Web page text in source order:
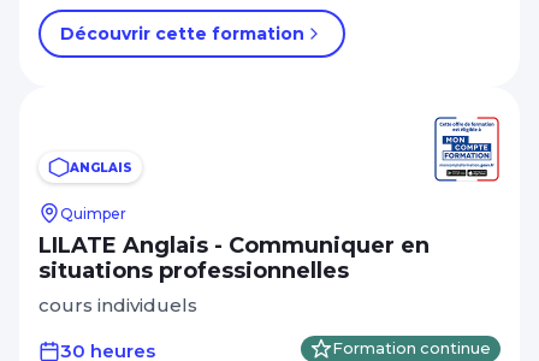
Découvrir cette formation
ANGLAIS
Quimper
LILATE Anglais - Communiquer en
situations professionnelles
cours individuels
30 heures
Formation continue